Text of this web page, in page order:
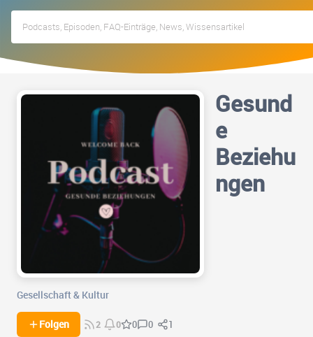
Gesund
e
Beziehu
ngen
Gesellschaft & Kultur
Folgen 2 0 0 0 1